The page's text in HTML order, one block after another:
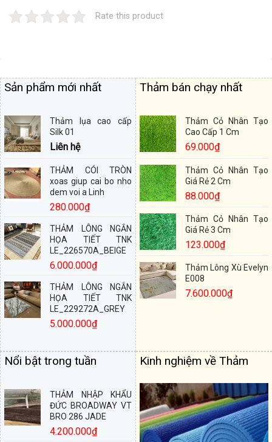
Rate this product
Sản phẩm mới nhất
Thảm lụa cao cấp
Silk 01
Liên hệ
THẢM CÓI TRÒN
xoas giup cai bo nho
dem voi a Linh
280.000₫
THẢM LÔNG NGẮN
HỌA TIẾT TNK
LE_226570A_BEIGE
6.000.000₫
THẢM LÔNG NGẮN
HỌA TIẾT TNK
LE_229272A_GREY
5.000.000₫
Thảm bán chạy nhất
Thảm Cỏ Nhân Tạo
Cao Cấp 1 Cm
69.000₫
Thảm Cỏ Nhân Tạo
Giá Rẻ 2 Cm
88.000₫
Thảm Cỏ Nhân Tạo
Giá Rẻ 3 Cm
123.000₫
Thảm Lông Xù Evelyn
E008
7.600.000₫
Nổi bật trong tuần
THẢM NHẬP KHẨU
ĐỨC BROADWAY VT
BRO 286 JADE
4.200.000₫
Kinh nghiệm về Thảm